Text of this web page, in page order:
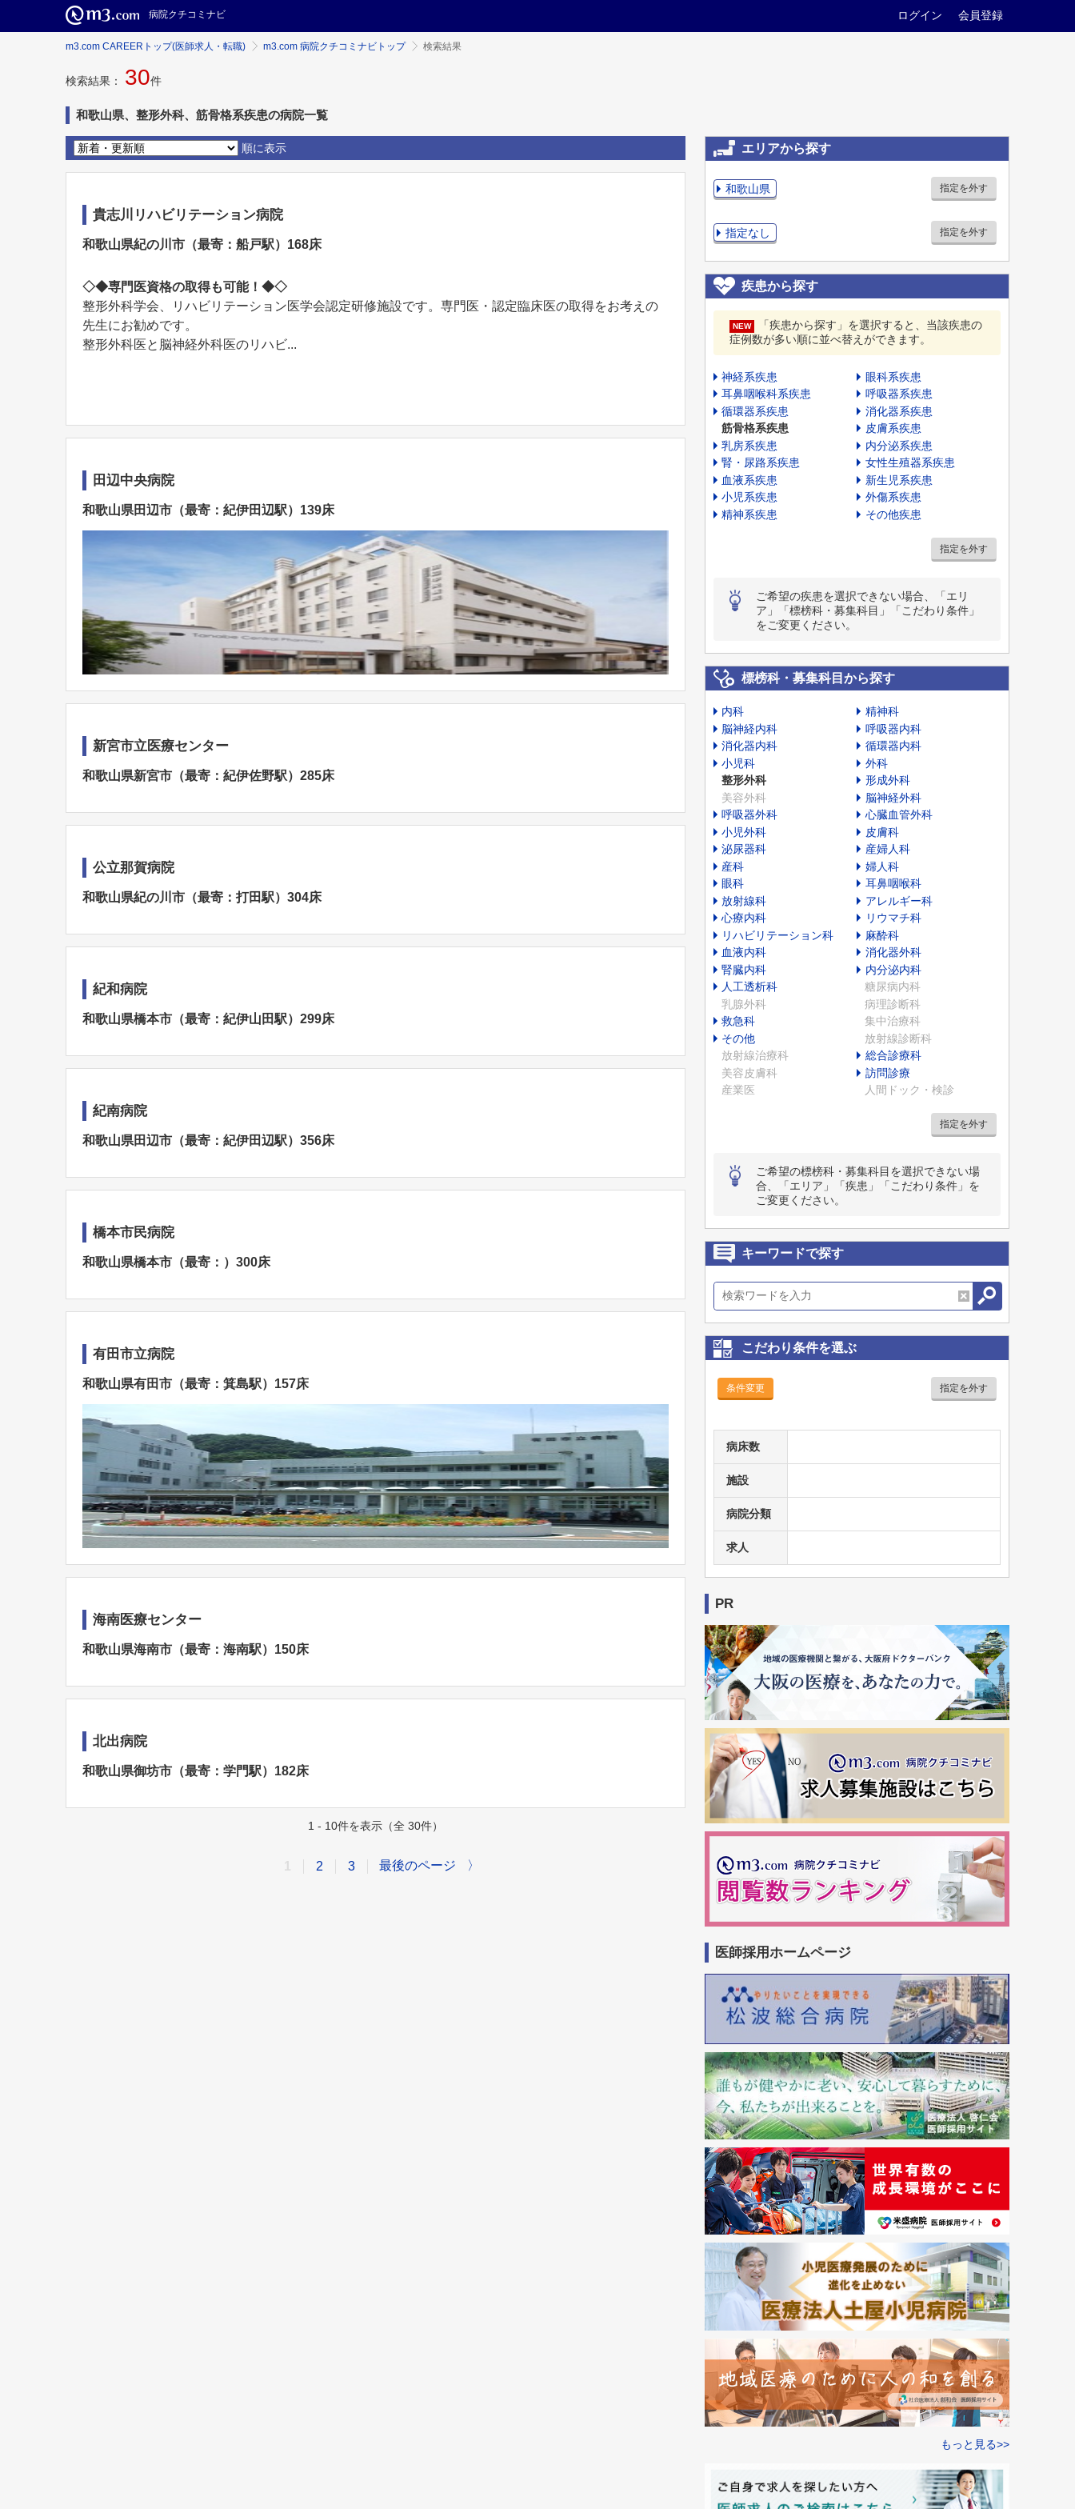
病院クチコミナビ ログイン 会員登録
m3.com CAREERトップ(医師求人・転職) m3.com 病院クチコミナビトップ 検索結果
検索結果： 30件
和歌山県、整形外科、筋骨格系疾患の病院一覧
順に表示
貴志川リハビリテーション病院
和歌山県紀の川市（最寄：船戸駅）168床
◇◆専門医資格の取得も可能！◆◇
整形外科学会、リハビリテーション医学会認定研修施設です。専門医・認定臨床医の取得をお考えの
先生にお勧めです。
整形外科医と脳神経外科医のリハビ...
田辺中央病院
和歌山県田辺市（最寄：紀伊田辺駅）139床
新宮市立医療センター
和歌山県新宮市（最寄：紀伊佐野駅）285床
公立那賀病院
和歌山県紀の川市（最寄：打田駅）304床
紀和病院
和歌山県橋本市（最寄：紀伊山田駅）299床
紀南病院
和歌山県田辺市（最寄：紀伊田辺駅）356床
橋本市民病院
和歌山県橋本市（最寄：）300床
有田市立病院
和歌山県有田市（最寄：箕島駅）157床
海南医療センター
和歌山県海南市（最寄：海南駅）150床
北出病院
和歌山県御坊市（最寄：学門駅）182床
1 - 10件を表示（全 30件）
2 3 最後のページ 〉
エリアから探す
和歌山県 指定を外す
指定なし 指定を外す
疾患から探す
NEW
「疾患から探す」を選択すると、当該疾患の
症例数が多い順に並べ替えができます。
神経系疾患
眼科系疾患
耳鼻咽喉科系疾患
呼吸器系疾患
循環器系疾患
消化器系疾患
筋骨格系疾患
皮膚系疾患
乳房系疾患
内分泌系疾患
腎・尿路系疾患
女性生殖器系疾患
血液系疾患
新生児系疾患
小児系疾患
外傷系疾患
精神系疾患
その他疾患
指定を外す
ご希望の疾患を選択できない場合、「エリ
ア」「標榜科・募集科目」「こだわり条件」
をご変更ください。
標榜科・募集科目から探す
内科
精神科
脳神経内科
呼吸器内科
消化器内科
循環器内科
小児科
外科
整形外科
形成外科
美容外科
脳神経外科
呼吸器外科
心臓血管外科
小児外科
皮膚科
泌尿器科
産婦人科
産科
婦人科
眼科
耳鼻咽喉科
放射線科
アレルギー科
心療内科
リウマチ科
リハビリテーション科
麻酔科
血液内科
消化器外科
腎臓内科
内分泌内科
人工透析科
糖尿病内科
乳腺外科
病理診断科
救急科
集中治療科
その他
放射線診断科
放射線治療科
総合診療科
美容皮膚科
訪問診療
産業医
人間ドック・検診
指定を外す
ご希望の標榜科・募集科目を選択できない場
合、「エリア」「疾患」「こだわり条件」を
ご変更ください。
キーワードで探す
こだわり条件を選ぶ
条件変更 指定を外す
病床数
施設
病院分類
求人
PR
医師採用ホームページ
もっと見る>>